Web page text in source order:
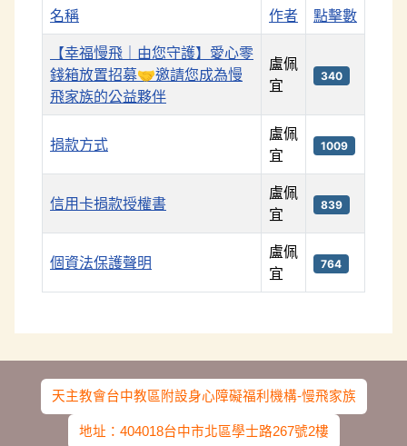
名稱 作者 點擊數
【幸福慢飛｜由您守護】愛心零
錢箱放置招募🤝邀請您成為慢
飛家族的公益夥伴
盧佩
宜
340
捐款方式
盧佩
宜
1009
信用卡捐款授權書
盧佩
宜
839
個資法保護聲明
盧佩
宜
764
天主教會台中教區附設身心障礙福利機構-慢飛家族
地址：404018台中市北區學士路267號2樓